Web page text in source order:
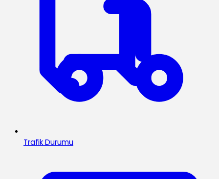
Trafik Durumu